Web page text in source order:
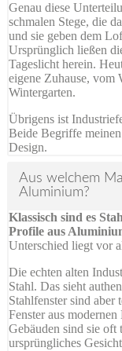
Genau diese
schmalen Stege, die
und sie geben dem
Ursprünglich ließen
Tageslicht herein.
eigene Zuhause, vom
Wintergarten.
Übrigens ist
Beide Begriffe
Design.
Aus welchem
Aluminium?
Klassisch sind es
Profile aus
Unterschied liegt vor
Die echten alten
Stahl. Das sieht
Stahlfenster sind aber
Fenster aus
Gebäuden sind sie oft
ursprüngliches